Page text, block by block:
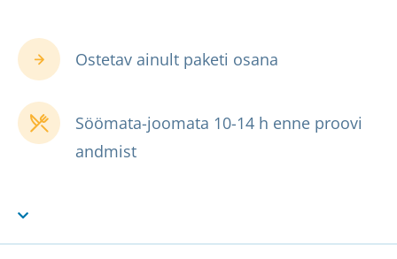
Ostetav ainult paketi osana
Söömata-joomata 10-14 h enne proovi
andmist